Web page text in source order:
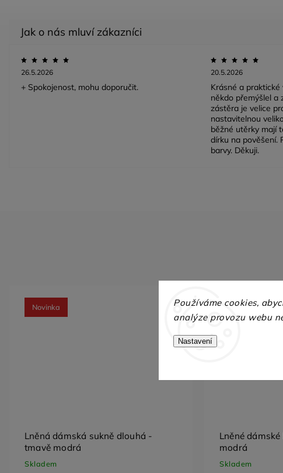
Používáme cookies,
analýze provozu webu
Nastavení
26.5.2026
+ Spokojenost, mohu doporučit.
20.5.2026
Krásné a praktické
někdo přemýšlel a
zástěra je velice
nastavitelnou
běžné utěrky mají
dírku na pověšení.
barvy. Děkuji.
Novinka
Lněná dámská sukně dlouhá -
tmavě modrá
Skladem
Lněné
modrá
Skladem